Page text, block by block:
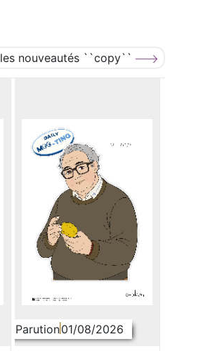
nouveautés ``copy``
Parution01/08/2026